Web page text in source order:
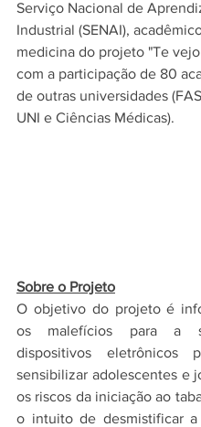
Serviço Nacional de
Industrial (SENAI),
medicina do projeto "Te vejo
com a participação de 80
de outras universidades
UNI e Ciências Médicas).
Sobre o Projeto
O objetivo do projeto é
os malefícios para a
dispositivos eletrônicos
sensibilizar adolescentes e
os riscos da iniciação ao
o intuito de desmistificar a